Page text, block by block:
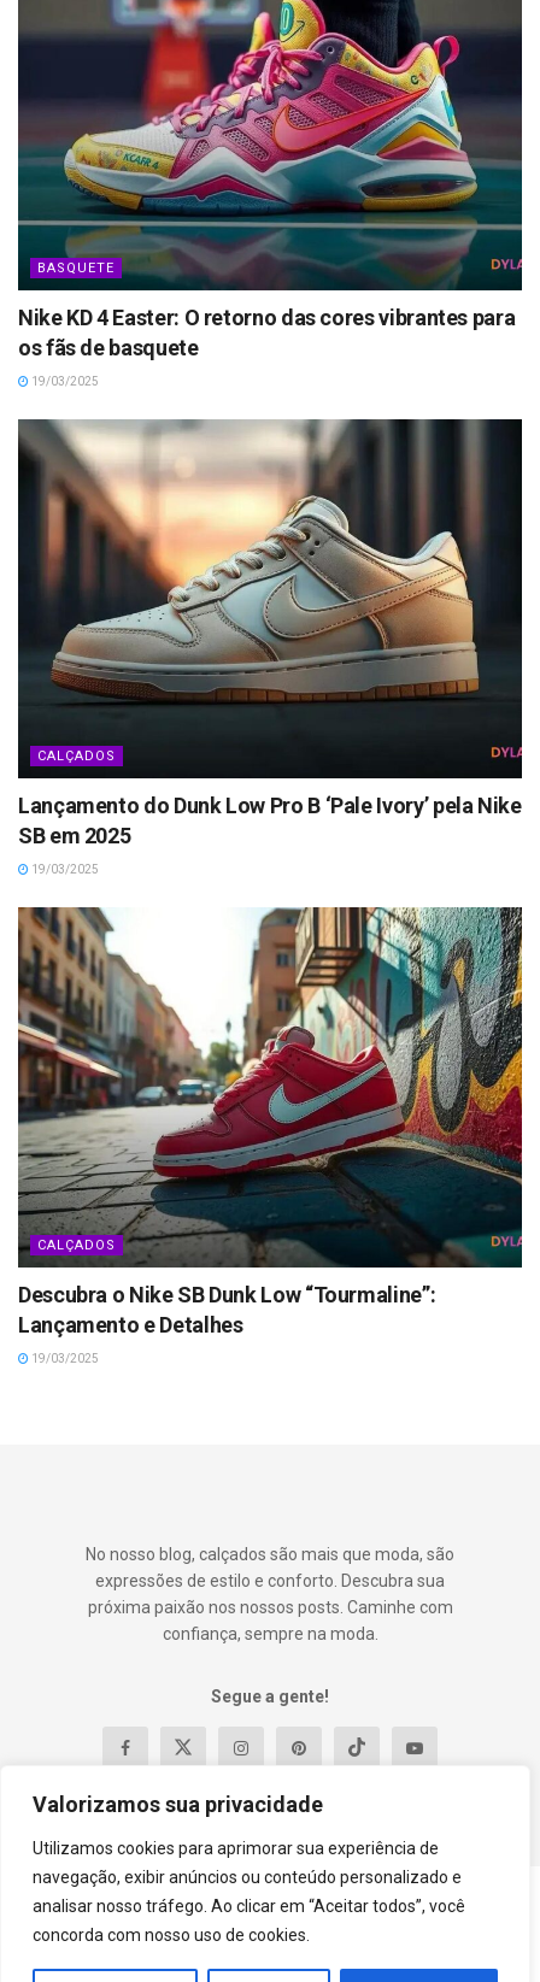
Valorizamos sua privacidade
Utilizamos cookies para aprimorar sua experiência de
navegação, exibir anúncios ou conteúdo personalizado e
analisar nosso tráfego. Ao clicar em “Aceitar todos”, você
concorda com nosso uso de cookies.
BASQUETE
Nike KD 4 Easter: O retorno das cores vibrantes para
os fãs de basquete
19/03/2025
CALÇADOS
Lançamento do Dunk Low Pro B ‘Pale Ivory’ pela Nike
SB em 2025
19/03/2025
CALÇADOS
Descubra o Nike SB Dunk Low “Tourmaline”:
Lançamento e Detalhes
19/03/2025
No nosso blog, calçados são mais que moda, são
expressões de estilo e conforto. Descubra sua
próxima paixão nos nossos posts. Caminhe com
confiança, sempre na moda.
Segue a gente!
Contato Política e Privacidade
Termos e Condições
Sobre
© 2023DylaShoes- Premium WordPress news & magazine theme by